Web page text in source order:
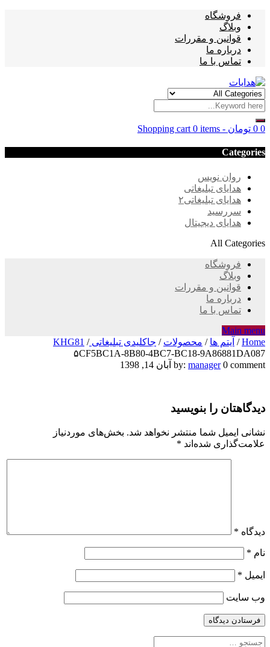
فروشگاه
وبلاگ
قوانین و مقررات
درباره ما
تماس با ما
Shopping cart 0 items - 0 تومان 0
Categories
روان نویس
هدایای تبلیغاتی
هدایای تبلیغاتی۲
سررسید
هدایای دیجیتال
All Categories
فروشگاه
وبلاگ
قوانین و مقررات
درباره ما
تماس با ما
Main menu
Home
/ آیتم ها / محصولات / جاکلیدی تبلیغاتی KHG81/
۵CF5BC1A-8B80-4BC7-BC18-9A86881DA087
۵CF5BC1A-
4BC7-
BC18-
9A86881DA087
by: manager 0 comment آبان 14, 1398
دیدگاهتان را بنویسید
نشانی ایمیل شما منتشر نخواهد شد. بخش‌های موردنیاز
علامت‌گذاری شده‌اند *
دیدگاه *
نام *
ایمیل *
وب‌ سایت
جستجو